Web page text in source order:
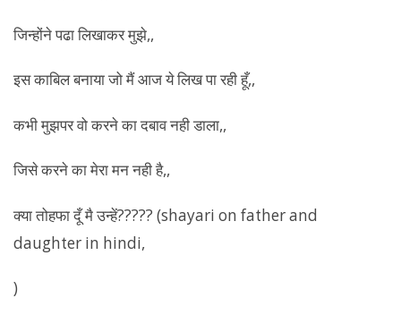
जिन्होंने पढा लिखाकर मुझे,,
इस काबिल बनाया जो मैं आज ये लिख पा रही हूँ,,
कभी मुझपर वो करने का दबाव नही डाला,,
जिसे करने का मेरा मन नही है,,
क्या तोहफा दूँ मै उन्हें????? (shayari on father and
daughter in hindi,
)